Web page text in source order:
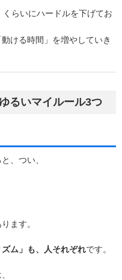
くらいにハードルを下げてお
ける時間」を増やしていき
るいマイルール3つ
、つい、
ます。
ズム」も、人それぞれです。